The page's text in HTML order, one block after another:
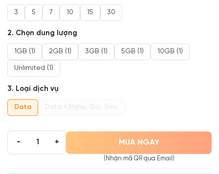
3 5 7 10 15 30
2. Chọn dung lượng
1GB (1) 2GB (1) 3GB (1) 5GB (1) 10GB (1)
Unlimited (1)
3. Loại dịch vụ
Data Data + Nghe, Gọi, Sms
- + MUA NGAY
(Nhận mã QR qua Email)